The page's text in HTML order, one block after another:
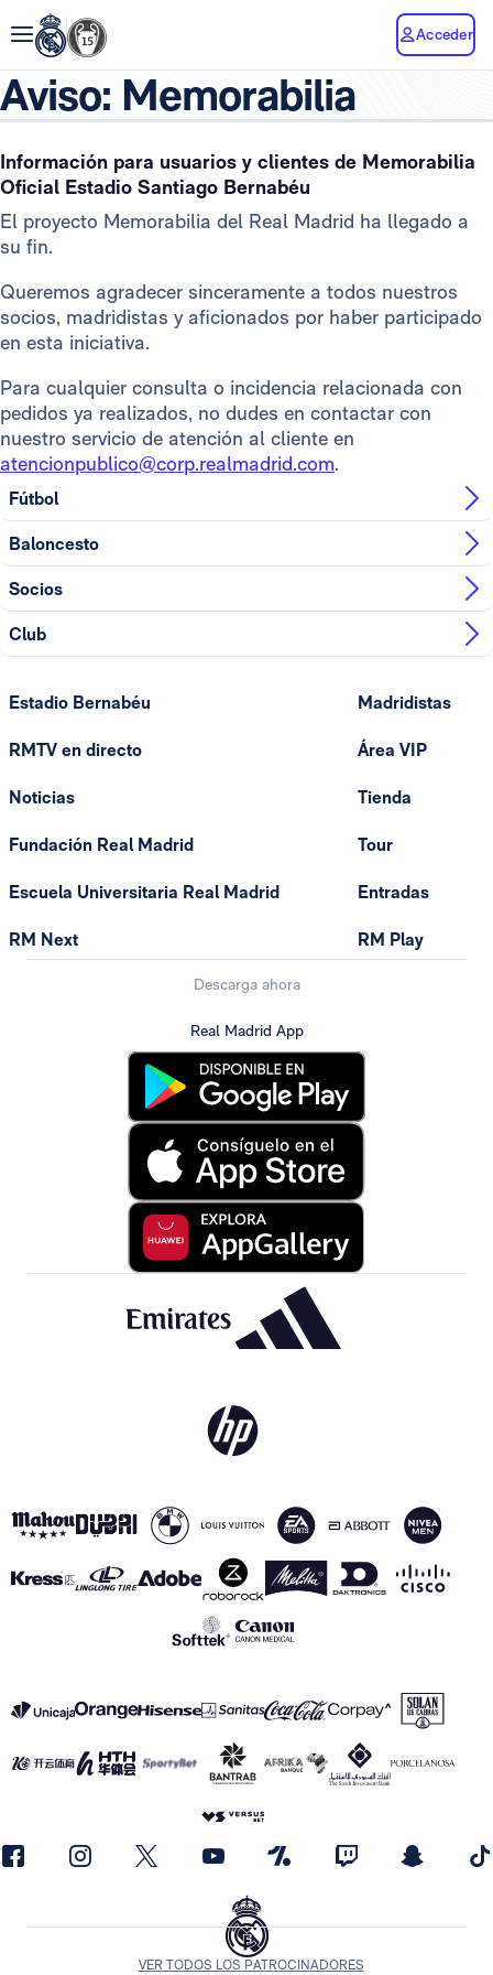
Acceder
Aviso: Memorabilia
Información para usuarios y clientes de Memorabilia
Oficial Estadio Santiago Bernabéu
El proyecto Memorabilia del Real Madrid ha llegado a
su fin.
Queremos agradecer sinceramente a todos nuestros
socios, madridistas y aficionados por haber participado
en esta iniciativa.
Para cualquier consulta o incidencia relacionada con
pedidos ya realizados, no dudes en contactar con
nuestro servicio de atención al cliente en
atencionpublico@corp.realmadrid.com.
Fútbol
Baloncesto
Socios
Club
Estadio Bernabéu
RMTV en directo
Noticias
Fundación Real Madrid
Escuela Universitaria Real Madrid
RM Next
Madridistas
Área VIP
Tienda
Tour
Entradas
RM Play
Descarga ahora
Real Madrid App
VER TODOS LOS PATROCINADORES